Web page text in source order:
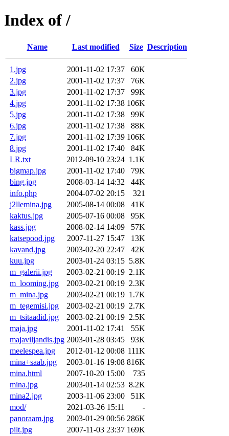
Index of /
Name Last modified Size Description
1.jpg 2001-11-02 17:37
60K
2.jpg
2001-11-02 17:37
76K
3.jpg
2001-11-02 17:37
99K
4.jpg
2001-11-02 17:38 106K
5.jpg
2001-11-02 17:38
99K
6.jpg
2001-11-02 17:38
88K
7.jpg
2001-11-02 17:39 106K
8.jpg
2001-11-02 17:40
84K
LR.txt
2012-09-10 23:24 1.1K
bigmap.jpg
2001-11-02 17:40
79K
bing.jpg
2008-03-14 14:32
44K
info.php
2004-07-02 20:15
321
j2llemina.jpg
2005-08-14 00:08
41K
kaktus.jpg
2005-07-16 00:08
95K
kass.jpg
2008-02-14 14:09
57K
katsepood.jpg
2007-11-27 15:47
13K
kavand.jpg
2003-02-20 22:47
42K
kuu.jpg
2003-01-24 03:15 5.8K
m_galerii.jpg
2003-02-21 00:19 2.1K
m_looming.jpg
2003-02-21 00:19 2.3K
m_mina.jpg
2003-02-21 00:19 1.7K
m_tegemisi.jpg
2003-02-21 00:19 2.7K
m_tsitaadid.jpg
2003-02-21 00:19 2.5K
maja.jpg
2001-11-02 17:41
55K
majaviljandis.jpg 2003-01-28 03:45
93K
meelespea.jpg
2012-01-12 00:08 111K
mina+saab.jpg
2003-01-16 19:08 816K
mina.html
2007-10-20 15:00
735
mina.jpg
2003-01-14 02:53 8.2K
mina2.jpg
2003-11-06 23:00
51K
mod/
2021-03-26 15:11
-
panoraam.jpg
2003-01-29 00:56 286K
pilt.jpg
2007-11-03 23:37 169K